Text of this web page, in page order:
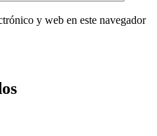
y web en este navegador